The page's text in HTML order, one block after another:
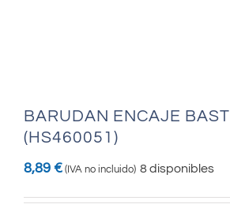
BARUDAN ENCAJE
(HS460051)
8,89 € (IVA no incluido) 8 disponibles